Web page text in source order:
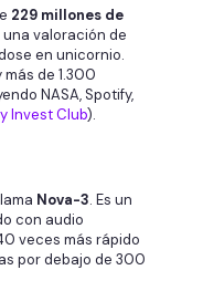
229 millones de
valoración de
en unicornio.
de 1.300
NASA, Spotify,
Invest Club).
Nova-3. Es un
con audio
veces más rápido
por debajo de 300